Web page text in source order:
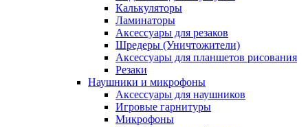
Калькуляторы
Ламинаторы
Аксессуары для резаков
Шредеры (Уничтожители)
Аксессуары для планшетов рисования
Резаки
Наушники и микрофоны
Аксессуары для наушников
Игровые гарнитуры
Микрофоны